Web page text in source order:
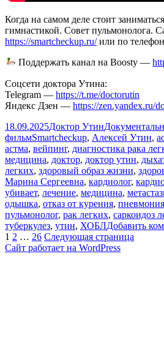
Когда на самом деле стоит
гимнастикой. Совет пульмонолога.
https://smartcheckup.ru/или по
Поддержать канал на Boosty —
Соцсети доктора Утина:
Telegram — https://t.me/doctorutin
Яндекс Дзен — https://zen.yandex.ru/
Опубликовано
18.09.2025Автор
Доктор УтинРубрики
фильмМетки
Smartcheckup, Алексей Утин,
астма, вейпинг, диагностика рака
медицина, доктор, доктор утин,
легких, здоровый образ жизни,
Марина Сергеевна, кардиолог,
убивает, лечение, медицина,
одышка, отказ от курения, пневмония
пульмонолог, рак легких, саркоидоз
туберкулез, утин, ХОБЛДобавить
Пагинация
записей
Страница
1 Страница
2 … Страница
26 Следующая страница
Сайт работает на WordPress